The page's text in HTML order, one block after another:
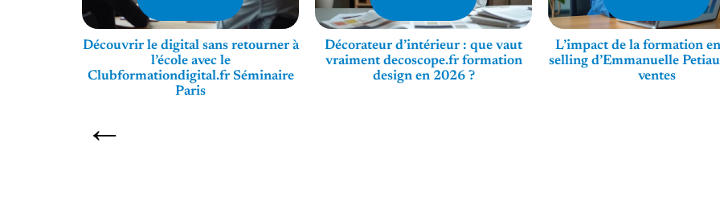
Découvrir le digital sans retourner à
l’école avec le
Clubformationdigital.fr Séminaire
Paris
Décorateur d’intérieur : que vaut
vraiment decoscope.fr formation
design en 2026 ?
L’impact de la formation
selling d’Emmanuelle
ventes